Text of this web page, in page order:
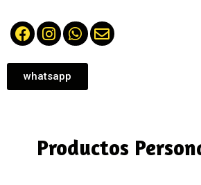
whatsapp
Productos